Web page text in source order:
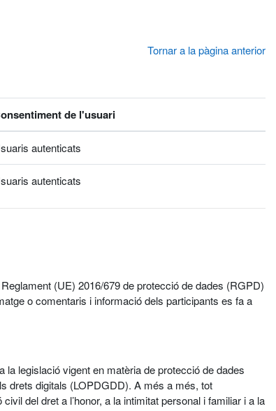
Tornar a la pàgina anterior
de l'usuari
autenticats
autenticats
(UE) 2016/679 de protecció de dades (RGPD)
o comentaris i informació dels participants es fa a
legislació vigent en matèria de protecció de dades
drets digitals (LOPDGDD). A més a més, tot
del dret a l’honor, a la intimitat personal i familiar i a la